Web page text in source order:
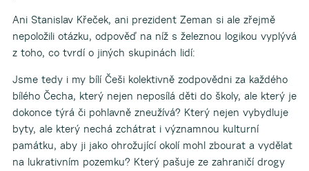
Ani Stanislav Křeček, ani prezident Zeman si ale zřejmě
nepoložili otázku, odpověď na níž s železnou logikou vyplývá
z toho, co tvrdí o jiných skupinách lidí:
Jsme tedy i my bílí Češi kolektivně zodpovědni za každého
bílého Čecha, který nejen neposílá děti do školy, ale který je
dokonce týrá či pohlavně zneužívá? Který nejen vybydluje
byty, ale který nechá zchátrat i významnou kulturní
památku, aby ji jako ohrožující okolí mohl zbourat a vydělat
na lukrativním pozemku? Který pašuje ze zahraničí drogy